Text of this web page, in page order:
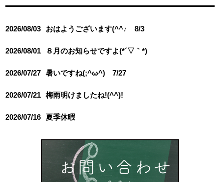
2026/08/03 おはようございます(^^♪ 8/3
2026/08/01 ８月のお知らせですよ(*´▽｀*)
2026/07/27 暑いですね(;^ω^) 7/27
2026/07/21 梅雨明けましたね!(^^)!
2026/07/16 夏季休暇